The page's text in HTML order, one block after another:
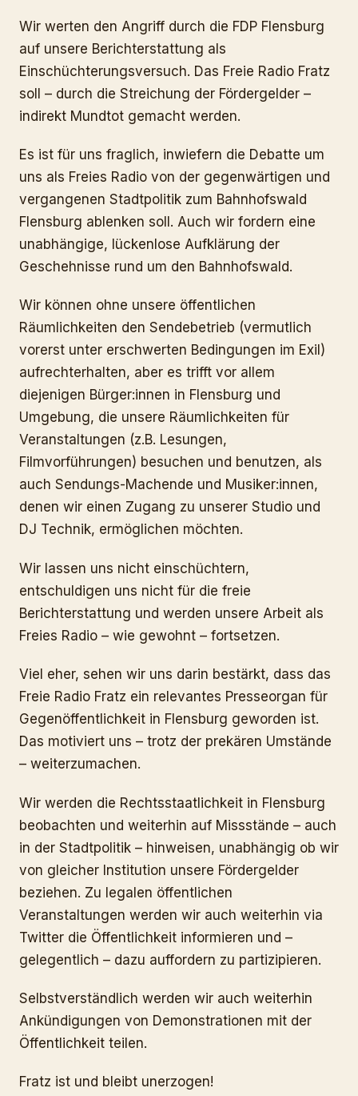
Wir werten den Angriff durch die FDP Flensburg
auf unsere Berichterstattung als
Einschüchterungsversuch. Das Freie Radio Fratz
soll – durch die Streichung der Fördergelder –
indirekt Mundtot gemacht werden.
Es ist für uns fraglich, inwiefern die Debatte um
uns als Freies Radio von der gegenwärtigen und
vergangenen Stadtpolitik zum Bahnhofswald
Flensburg ablenken soll. Auch wir fordern eine
unabhängige, lückenlose Aufklärung der
Geschehnisse rund um den Bahnhofswald.
Wir können ohne unsere öffentlichen
Räumlichkeiten den Sendebetrieb (vermutlich
vorerst unter erschwerten Bedingungen im Exil)
aufrechterhalten, aber es trifft vor allem
diejenigen Bürger:innen in Flensburg und
Umgebung, die unsere Räumlichkeiten für
Veranstaltungen (z.B. Lesungen,
Filmvorführungen) besuchen und benutzen, als
auch Sendungs-Machende und Musiker:innen,
denen wir einen Zugang zu unserer Studio und
DJ Technik, ermöglichen möchten.
Wir lassen uns nicht einschüchtern,
entschuldigen uns nicht für die freie
Berichterstattung und werden unsere Arbeit als
Freies Radio – wie gewohnt – fortsetzen.
Viel eher, sehen wir uns darin bestärkt, dass das
Freie Radio Fratz ein relevantes Presseorgan für
Gegenöffentlichkeit in Flensburg geworden ist.
Das motiviert uns – trotz der prekären Umstände
– weiterzumachen.
Wir werden die Rechtsstaatlichkeit in Flensburg
beobachten und weiterhin auf Missstände – auch
in der Stadtpolitik – hinweisen, unabhängig ob wir
von gleicher Institution unsere Fördergelder
beziehen. Zu legalen öffentlichen
Veranstaltungen werden wir auch weiterhin via
Twitter die Öffentlichkeit informieren und –
gelegentlich – dazu auffordern zu partizipieren.
Selbstverständlich werden wir auch weiterhin
Ankündigungen von Demonstrationen mit der
Öffentlichkeit teilen.
Fratz ist und bleibt unerzogen!